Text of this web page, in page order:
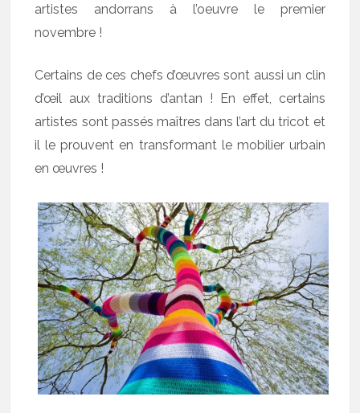
artistes andorrans à l’oeuvre le premier
novembre !
Certains de ces chefs d’œuvres sont aussi un clin
d’œil aux traditions d’antan ! En effet, certains
artistes sont passés maîtres dans l’art du tricot et
il le prouvent en transformant le mobilier urbain
en œuvres !